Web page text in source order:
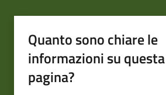
Quanto sono chiare le
informazioni su questa
pagina?